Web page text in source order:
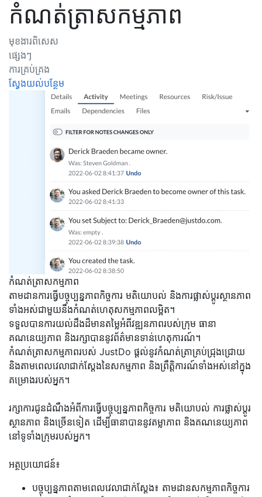
កំណត់ត្រាសកម្មភាព
មុខងារពិសេស
ផ្សេងៗ
ការគ្រប់គ្រង
ស្វែងយល់បន្ថែម
កំណត់ត្រាសកម្មភាព
តាមដានការធ្វើបច្ចុប្បន្នភាពកិច្ចការ មតិយោបល់ និងការផ្លាស់ប្តូរស្ថានភាព
ទាំងអស់ជាមួយនឹងកំណត់ហេតុសកម្មភាពលម្អិត។
ទទួលបានការយល់ដឹងដ៏មានតម្លៃអំពីវឌ្ឍនភាពរបស់ក្រុម ធានា
គណនេយ្យភាព និងរក្សាបាននូវព័ត៌មានទាន់ហេតុការណ៍។
កំណត់ត្រាសកម្មភាពរបស់ JustDo ផ្តល់នូវកំណត់ត្រាគ្រប់ជ្រុងជ្រោយ
និងតាមពេលវេលាជាក់ស្តែងនៃសកម្មភាព និងព្រឹត្តិការណ៍ទាំងអស់នៅក្នុង
គម្រោងរបស់អ្នក។
រក្សាការជូនដំណឹងអំពីការធ្វើបច្ចុប្បន្នភាពកិច្ចការ មតិយោបល់ ការផ្លាស់ប្តូរ
ស្ថានភាព និងច្រើនទៀត ដើម្បីធានាបាននូវតម្លាភាព និងគណនេយ្យភាព
នៅទូទាំងក្រុមរបស់អ្នក។
អត្ថប្រយោជន៍៖
បច្ចុប្បន្នភាពតាមពេលវេលាជាក់ស្តែង៖ តាមដានសកម្មភាពកិច្ចការ